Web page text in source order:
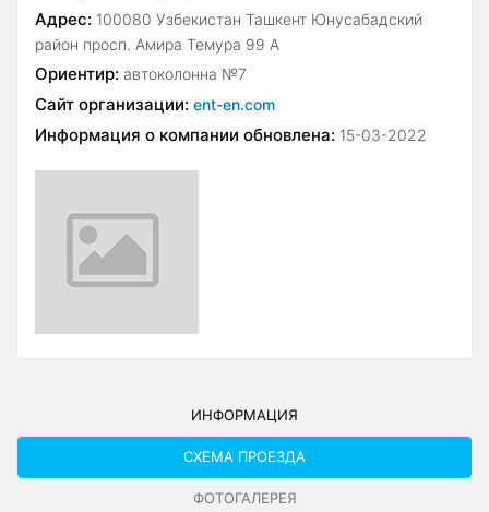
Адрес: 100080 Узбекистан Ташкент Юнусабадский
район просп. Амира Темура 99 А
Ориентир: автоколонна №7
Сайт организации: ent-en.com
Информация о компании обновлена: 15-03-2022
ИНФОРМАЦИЯ
СХЕМА ПРОЕЗДА
ФОТОГАЛЕРЕЯ